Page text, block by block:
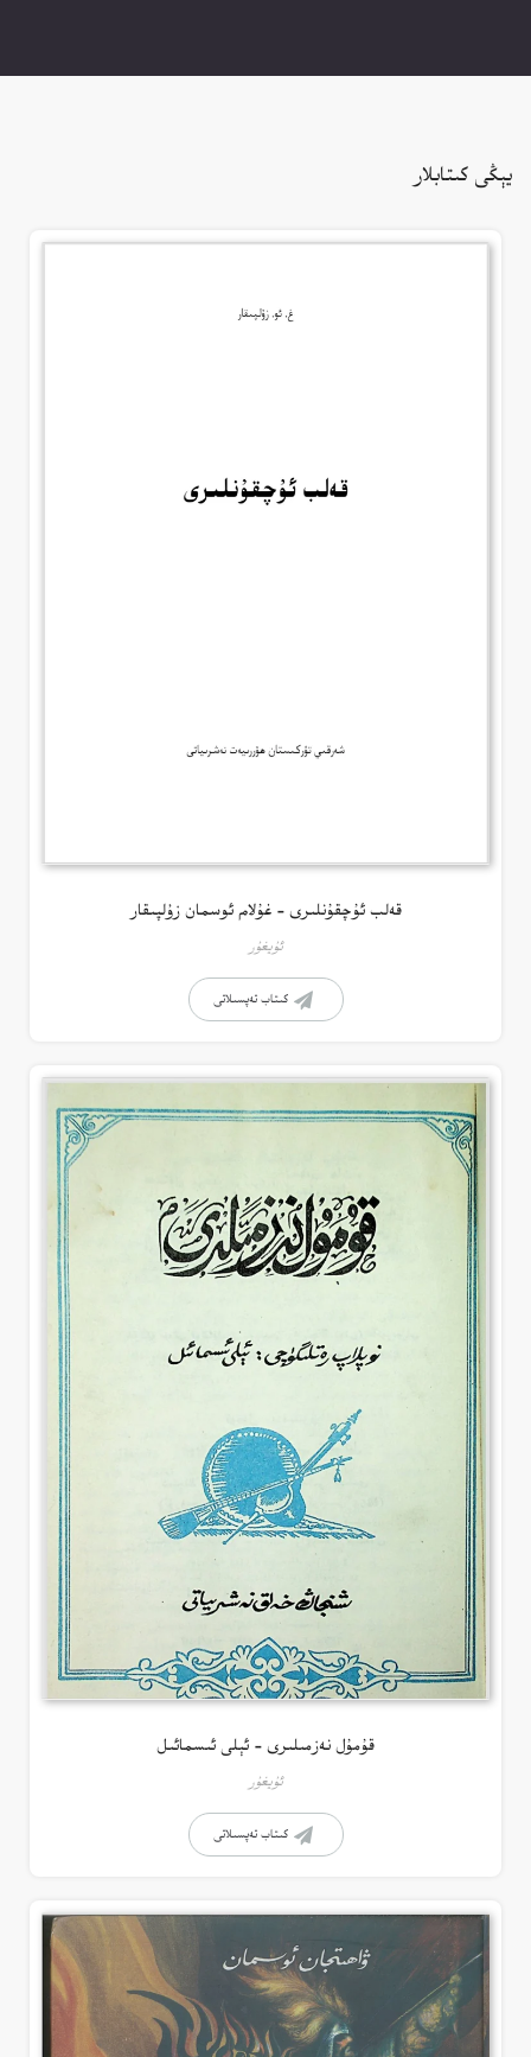
يېڭى كىتابلار
قەلب ئۇچقۇنلىرى – غۇلام ئوسمان زۇلپىقار
ئۇيغۇر
كىتاب تەپسىلاتى
قۇمۇل نەزمىلىرى – ئېلى ئىسمائىل
ئۇيغۇر
كىتاب تەپسىلاتى